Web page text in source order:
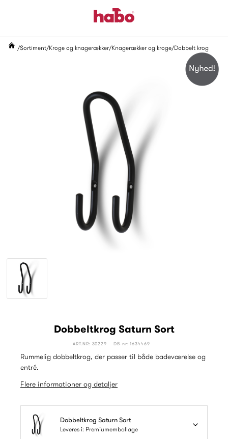
Sortiment Kroge og knagerækker Knagerækker og kroge Dobbelt krog
Dobbeltkrog Saturn Sort
ART.NR: 30229 DB-nr: 1634469
Rummelig dobbeltkrog, der passer til både badeværelse og
entré.
Flere informationer og detaljer
Dobbeltkrog Saturn Sort
Leveres i: Premiumemballage